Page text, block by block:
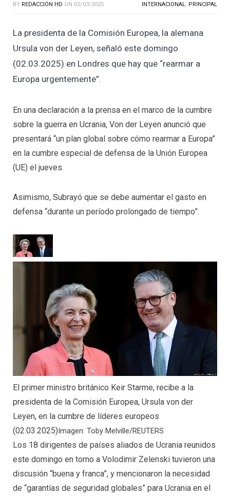
BY REDACCIÓN HD ON 02/03/2025 INTERNACIONAL, PRINCIPAL
La presidenta de la Comisión Europea, la alemana
Ursula von der Leyen, señaló este domingo
(02.03.2025) en Londres que hay que “rearmar a
Europa urgentemente”.
En una declaración a la prensa en el marco de la cumbre
sobre la guerra en Ucrania, Von der Leyen anunció que
presentará “un plan global sobre cómo rearmar a Europa”
en la cumbre especial de defensa de la Unión Europea
(UE) el jueves.
Asimismo, Subrayó que se debe aumentar el gasto en
defensa “durante un período prolongado de tiempo”.
El primer ministro británico Keir Starme, recibe a la
presidenta de la Comisión Europea, Ursula von der
Leyen, en la cumbre de líderes europeos
(02.03.2025) Imagen: Toby Melville/REUTERS
Los 18 dirigentes de países aliados de Ucrania reunidos
este domingo en torno a Volodimir Zelenski tuvieron una
discusión “buena y franca”, y mencionaron la necesidad
de “garantías de seguridad globales” para Ucrania en el